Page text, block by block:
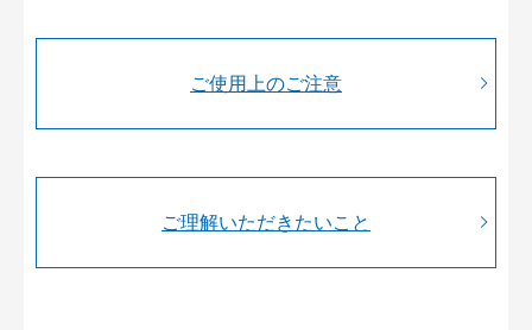
ご使用上のご注意
ご理解いただきたいこと